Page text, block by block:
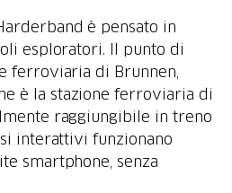
è pensato in
esploratori. Il punto di
ferroviaria di Brunnen,
è la stazione ferroviaria di
raggiungibile in treno
interattivi funzionano
smartphone, senza